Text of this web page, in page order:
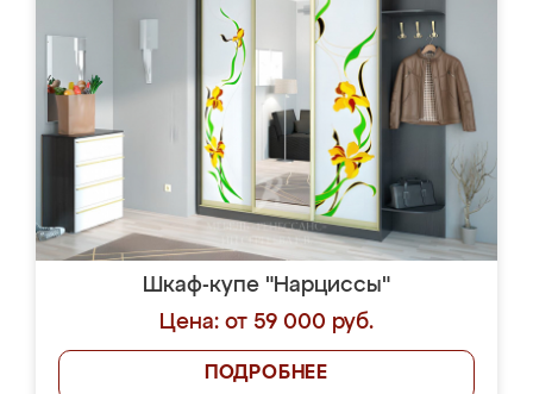
Шкаф-купе "Нарциссы"
Цена: от 59 000 руб.
ПОДРОБНЕЕ